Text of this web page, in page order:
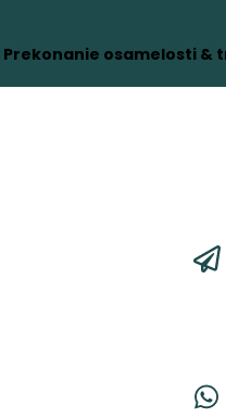
Prekonanie osamelosti &